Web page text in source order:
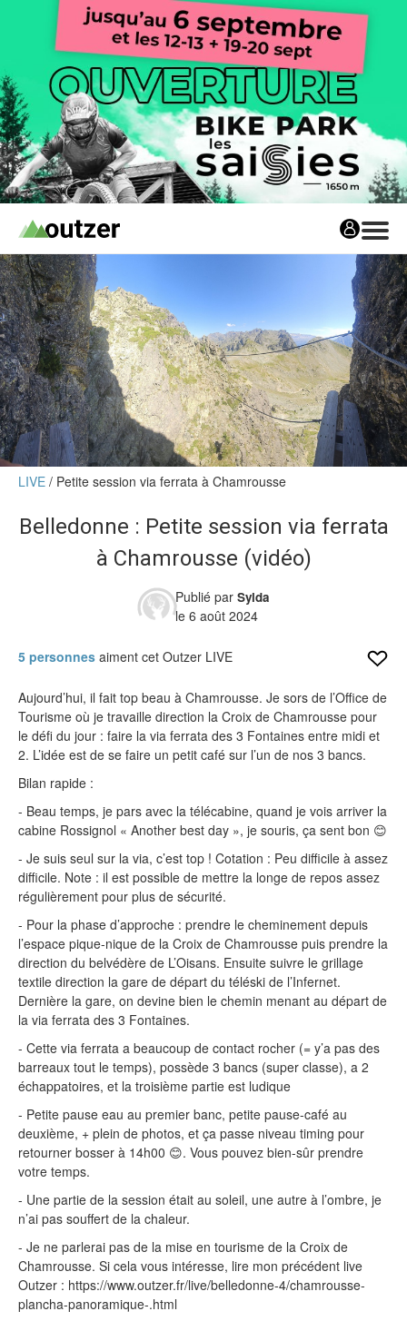
Avis matos
Les avis matos
Tests Privés
Tests Privés
Les Tests Privés
Verdict des testeurs
Actu
LIVE Petite session via ferrata à Chamrousse
Belledonne : Petite session via ferrata
à Chamrousse (vidéo)
Publié par Sylda
le 6 août 2024
5 personnes aiment cet Outzer LIVE
Aujourd’hui, il fait top beau à Chamrousse. Je sors de l’Office de
Tourisme où je travaille direction la Croix de Chamrousse pour
le défi du jour : faire la via ferrata des 3 Fontaines entre midi et
2. L’idée est de se faire un petit café sur l’un de nos 3 bancs.
Bilan rapide :
- Beau temps, je pars avec la télécabine, quand je vois arriver la
cabine Rossignol « Another best day », je souris, ça sent bon 😊
- Je suis seul sur la via, c’est top ! Cotation : Peu difficile à assez
difficile. Note : il est possible de mettre la longe de repos assez
régulièrement pour plus de sécurité.
- Pour la phase d’approche : prendre le cheminement depuis
l’espace pique-nique de la Croix de Chamrousse puis prendre la
direction du belvédère de L’Oisans. Ensuite suivre le grillage
textile direction la gare de départ du téléski de l’Infernet.
Dernière la gare, on devine bien le chemin menant au départ de
la via ferrata des 3 Fontaines.
- Cette via ferrata a beaucoup de contact rocher (= y’a pas des
barreaux tout le temps), possède 3 bancs (super classe), a 2
échappatoires, et la troisième partie est ludique
- Petite pause eau au premier banc, petite pause-café au
deuxième, + plein de photos, et ça passe niveau timing pour
retourner bosser à 14h00 😊. Vous pouvez bien-sûr prendre
votre temps.
- Une partie de la session était au soleil, une autre à l’ombre, je
n’ai pas souffert de la chaleur.
- Je ne parlerai pas de la mise en tourisme de la Croix de
Chamrousse. Si cela vous intéresse, lire mon précédent live
Outzer : https://www.outzer.fr/live/belledonne-4/chamrousse-
plancha-panoramique-.html